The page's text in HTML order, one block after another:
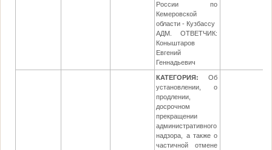
России по
Кемеровской
области - Кузбассу
АДМ. ОТВЕТЧИК:
Коныштаров
Евгений
Геннадьевич
КАТЕГОРИЯ:
Об
установлении, о
продлении,
досрочном
прекращении
административного
надзора, а также о
частичной отмене